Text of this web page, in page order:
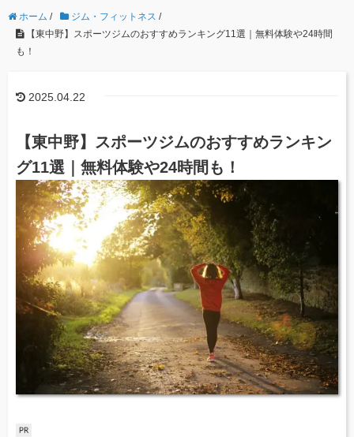
ホーム / ジム・フィットネス /
【東中野】スポーツジムのおすすめランキング11選｜無料体験や24時間
も！
2025.04.22
【東中野】スポーツジムのおすすめランキン
グ11選｜無料体験や24時間も！